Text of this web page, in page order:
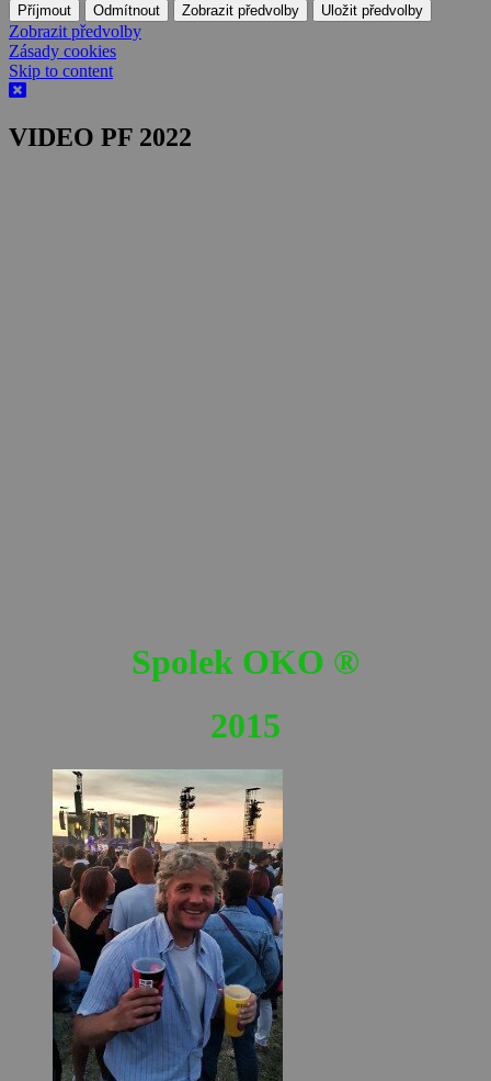
Příjmout Odmítnout Zobrazit předvolby Uložit předvolby
Zobrazit předvolby
Zásady cookies
Skip to content
VIDEO PF 2022
Spolek OKO ®
2015